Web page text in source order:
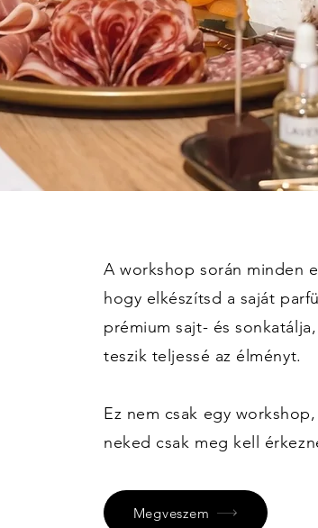
A workshop során minden
hogy elkészítsd a saját
prémium sajt- és
teszik teljessé az élményt.
Ez nem csak egy
neked csak meg kell
Megveszem